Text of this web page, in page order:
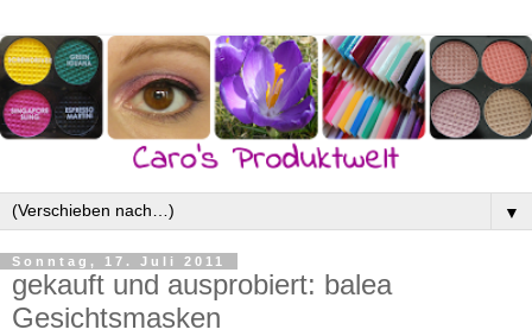
▼
Sonntag, 17. Juli 2011
gekauft und ausprobiert: balea
Gesichtsmasken